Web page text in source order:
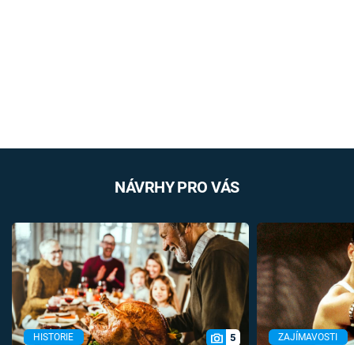
NÁVRHY PRO VÁS
HISTORIE 5 ZAJÍMAVOSTI